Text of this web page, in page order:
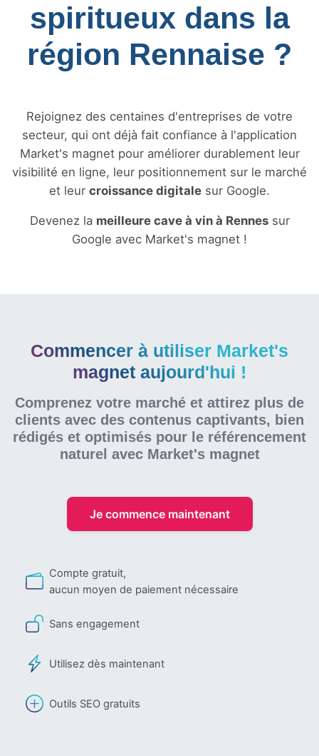
spiritueux dans la
région Rennaise ?
Rejoignez des centaines d'entreprises de votre
secteur, qui ont déjà fait confiance à l'application
Market's magnet pour améliorer durablement leur
visibilité en ligne, leur positionnement sur le marché
et leur croissance digitale sur Google.
Devenez la meilleure cave à vin à Rennessur
Google avec Market's magnet !
Commencer à utiliser Market's
magnet aujourd'hui !
Comprenez votre marché et attirez plus de
clients avec des contenus captivants, bien
rédigés et optimisés pour le référencement
naturel avec Market's magnet
Je commence maintenant
Compte gratuit,
aucun moyen de paiement nécessaire
Sans engagement
Utilisez dès maintenant
Outils SEO gratuits